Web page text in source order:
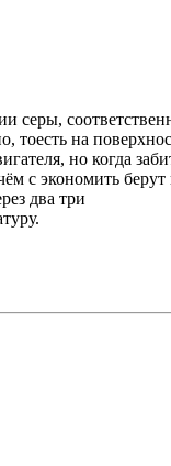
серы,
тоесть на
но когда
с экономить
два три